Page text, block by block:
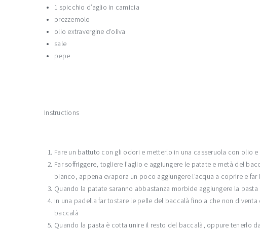
1 spicchio d’aglio in camicia
prezzemolo
olio extravergine d’oliva
sale
pepe
Instructions
Fare un battuto con gli odori e metterlo in una casseruola con olio
Far soffriggere, togliere l’aglio e aggiungere le patate e metà del
bianco, appena evapora un poco aggiungere l’acqua a coprire e far
Quando la patate saranno abbastanza morbide aggiungere la pasta
In una padella far tostare le pelle del baccalà fino a che non
baccalà
Quando la pasta è cotta unire il resto del baccalà, oppure tenerlo